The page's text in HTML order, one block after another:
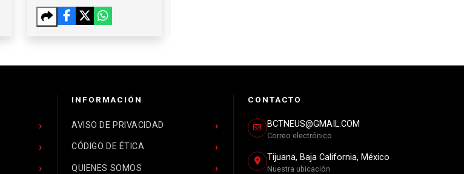
QUE UNIÓ ARTE Y
CONCIENCIA
INFORMACIÓN
AVISO DE PRIVACIDAD
CÓDIGO DE ÉTICA
QUIENES SOMOS
CONTACTO
BCTNEUS@GMAIL.COM
Correo electrónico
Tijuana, Baja California, México
Nuestra ubicación